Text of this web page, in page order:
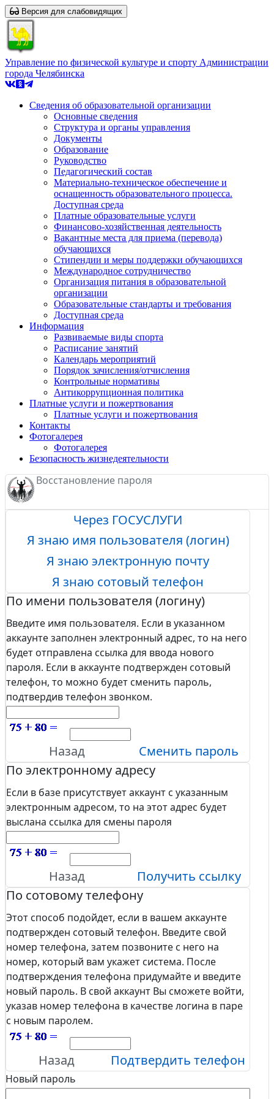
Версия для слабовидящих
Управление по физической культуре и спорту Администрации
города Челябинска
Сведения об образовательной организации
Основные сведения
Структура и органы управления
Документы
Образование
Руководство
Педагогический состав
Материально-техническое обеспечение и
оснащенность образовательного процесса.
Доступная среда
Платные образовательные услуги
Финансово-хозяйственная деятельность
Вакантные места для приема (перевода)
обучающихся
Стипендии и меры поддержки обучающихся
Международное сотрудничество
Организация питания в образовательной
организации
Образовательные стандарты и требования
Доступная среда
Информация
Развиваемые виды спорта
Расписание занятий
Календарь мероприятий
Порядок зачисления/отчисления
Контрольные нормативы
Антикоррупционная политика
Платные услуги и пожертвования
Платные услуги и пожертвования
Контакты
Фотогалерея
Фотогалерея
Безопасность жизнедеятельности
Восстановление пароля
Через ГОСУСЛУГИ
Я знаю имя пользователя (логин)
Я знаю электронную почту
Я знаю сотовый телефон
По имени пользователя (логину)
Введите имя пользователя. Если в указанном
аккаунте заполнен электронный адрес, то на него
будет отправлена ссылка для ввода нового
пароля. Если в аккаунте подтвержден сотовый
телефон, то можно будет сменить пароль,
подтвердив телефон звонком.
Назад
Сменить пароль
По электронному адресу
Если в базе присутствует аккаунт с указанным
электронным адресом, то на этот адрес будет
выслана ссылка для смены пароля
Назад
Получить ссылку
По сотовому телефону
Этот способ подойдет, если в вашем аккаунте
подтвержден сотовый телефон. Введите свой
номер телефона, затем позвоните с него на
номер, который вам укажет система. После
подтверждения телефона придумайте и введите
новый пароль. В свой аккаунт Вы сможете войти,
указав номер телефона в качестве логина в паре
с новым паролем.
Назад Подтвердить телефон
Новый пароль